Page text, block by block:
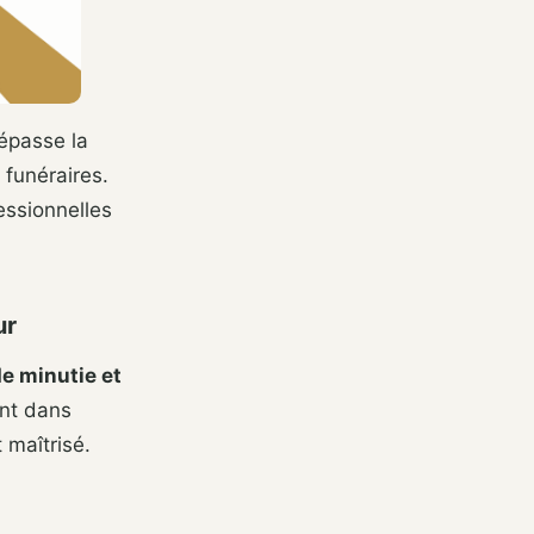
la
funéraires.
minutie et
dans
maîtrisé.